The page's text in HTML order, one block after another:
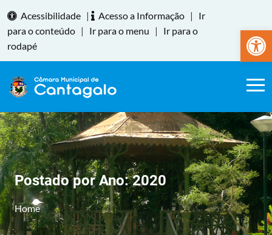
Abrir
Acessibilidade | Acesso a Informação |
Ir
para o conteúdo | Ir para o menu |
Ir para o
rodapé
Postado por Ano:2020
Home